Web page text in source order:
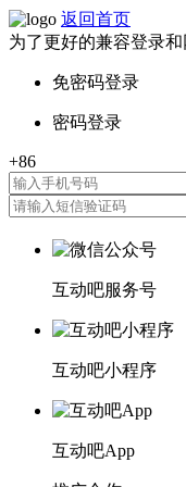
返回首页
为了更好的兼容登录
互动吧服务号
互动吧小程序
互动吧App